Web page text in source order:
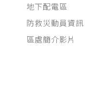
地下配電區
防救災動員資訊
區處簡介影片